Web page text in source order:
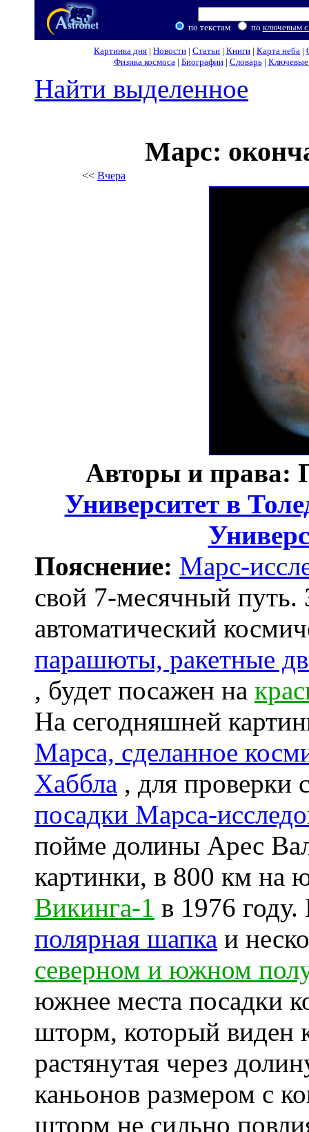
по текстам по ключевым
Картинка дня | Новости | Статьи | Книги | Карта неба |
Физика космоса| Биографии| Словарь| Ключевые
Найти выделенное
Марс:
<< Вчера
Авторы и права:
Университет в
Пояснение: Марс-
свой 7-месячный путь.
автоматический
парашюты, ракетные
, будет посажен на
На сегодняшней
Марса, сделанное
Хаббла , для проверки
посадки Марса-
пойме долины Арес
картинки, в 800 км на
Викинга-1 в 1976
полярная шапка и
северном и южном
южнее места посадки
шторм, который виден
растянутая через
каньонов размером с
шторм не сильно